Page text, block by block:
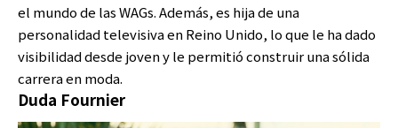
el mundo de las WAGs. Además, es hija de una
personalidad televisiva en Reino Unido, lo que le ha dado
visibilidad desde joven y le permitió construir una sólida
carrera en moda.
Duda Fournier